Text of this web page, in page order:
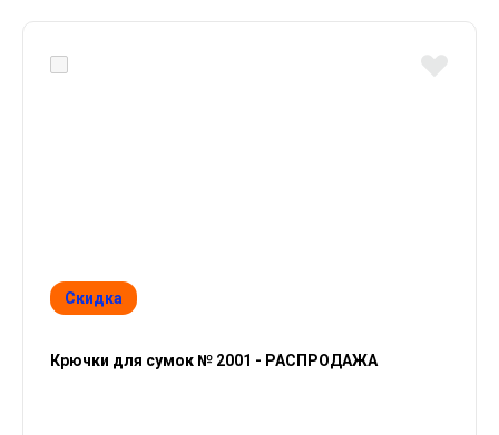
Скидка
Крючки для сумок № 2001 - РАСПРОДАЖА